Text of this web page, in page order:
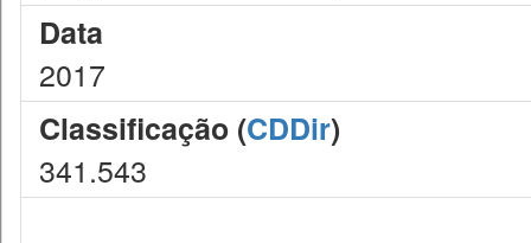
Data
2017
Classificação (CDDir)
341.543